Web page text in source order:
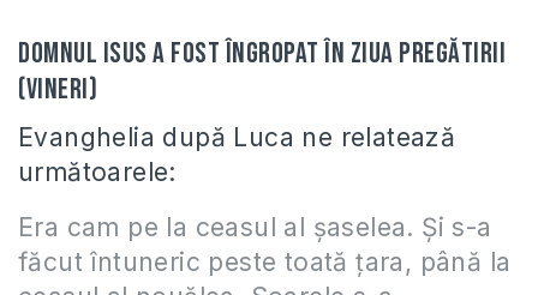
Domnul Isus a fost îngropat în Ziua Pregătirii
(Vineri)
Evanghelia după Luca ne relatează
următoarele:
Era cam pe la ceasul al şaselea. Şi s-a
făcut întuneric peste toată ţara, până la